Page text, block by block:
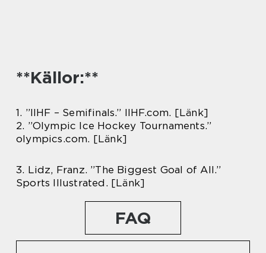
**Källor:**
1. ”IIHF – Semifinals.” IIHF.com. [Länk]
2. ”Olympic Ice Hockey Tournaments.”
olympics.com. [Länk]
3. Lidz, Franz. ”The Biggest Goal of All.”
Sports Illustrated. [Länk]
FAQ